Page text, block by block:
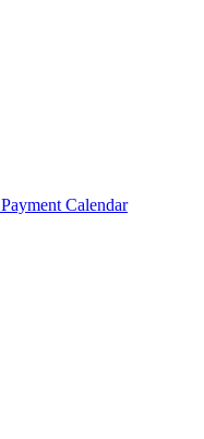
Payment Calendar